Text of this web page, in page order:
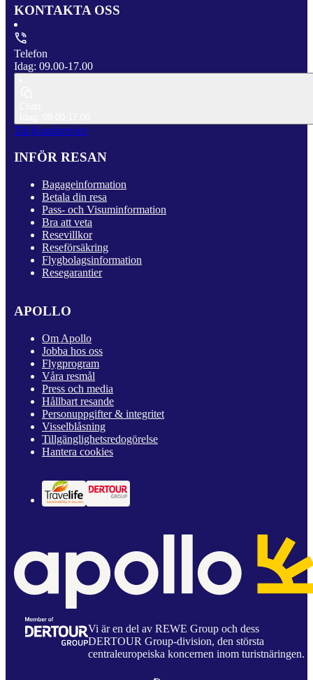
KONTAKTA OSS
Telefon
Idag: 09.00-17.00
Till Kundservice
INFÖR RESAN
Bagageinformation
Betala din resa
Pass- och Visuminformation
Bra att veta
Resevillkor
Reseförsäkring
Flygbolagsinformation
Resegarantier
APOLLO
Om Apollo
Jobba hos oss
Flygprogram
Våra resmål
Press och media
Hållbart resande
Personuppgifter & integritet
Visselblåsning
Tillgänglighetsredogörelse
Hantera cookies
Vi är en del av REWE Group och dess
DERTOUR Group-division, den största
centraleuropeiska koncernen inom turistnäringen.